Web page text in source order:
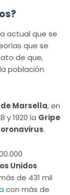
actual que se
que se
de que,
población
Marsella, en
y 1920 la Gripe
.
Unidos
de 431 mil
con más de